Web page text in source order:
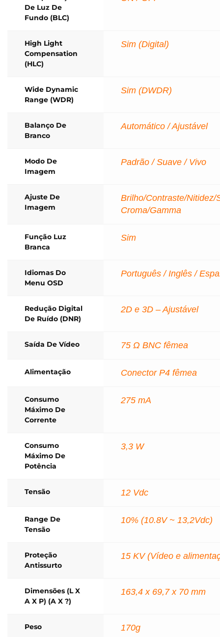
De Luz De
Fundo (BLC)
High Light
Compensation
(HLC)
Sim (Digital)
Wide Dynamic
Range (WDR)
Sim (DWDR)
Balanço De
Branco
Automático / Ajustável
Modo De
Imagem
Padrão / Suave / Vivo
Ajuste De
Imagem
Brilho/Contraste/Nitidez/
Croma/Gamma
Função Luz
Branca
Sim
Idiomas Do
Menu OSD
Português / Inglês /
Redução Digital
De Ruído (DNR)
2D e 3D – Ajustável
Saída De Vídeo 75 Ω BNC fêmea
Alimentação Conector P4 fêmea
Consumo
Máximo De
Corrente
275 mA
Consumo
Máximo De
Potência
3,3 W
Tensão 12 Vdc
Range De
Tensão
10% (10.8V ~ 13,2Vdc)
Proteção
Antissurto
15 KV (Vídeo e
Dimensões (L X
A X P) (A X ?)
163,4 x 69,7 x 70 mm
Peso 170g